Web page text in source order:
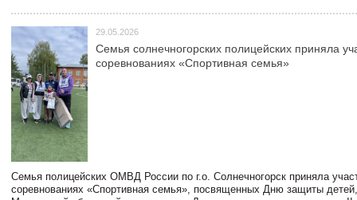
29.05.2026
Семья солнечногорских полицейских приняла
соревнованиях «Спортивная семья»
Семья полицейских ОМВД России по г.о. Солнечногорск приняла
соревнованиях «Спортивная семья», посвященных Дню защиты